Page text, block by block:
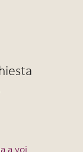
a voi